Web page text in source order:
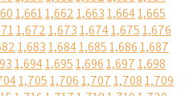
1,6611,6621,6631,6641,665
1,6721,6731,6741,6751,676
1,6831,6841,6851,6861,687
1,6941,6951,6961,6971,698
1,7051,7061,7071,7081,709